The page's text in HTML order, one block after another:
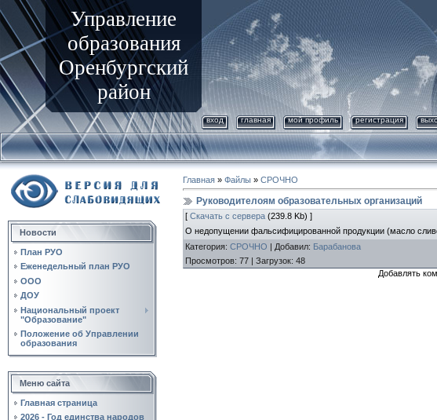
Управление
образования
Оренбургский
район
вход главная мой профиль регистрация
Новости
План РУО
Еженедельный план РУО
ООО
ДОУ
Национальный проект
"Образование"
Положение об Управлении
образования
Меню сайта
Главная страница
2026 - Год единства народов
Главная » Файлы » СРОЧНО
Руководителоям образовательных организаций
[ Скачать с сервера (239.8 Kb) ]
О недопущении фальсифицированной продукции (масло
Категория: СРОЧНО | Добавил: Барабанова
Просмотров: 77 | Загрузок: 48
Добавлять